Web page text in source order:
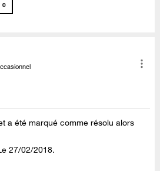
0
a été marqué comme résolu alors
27/02/2018.